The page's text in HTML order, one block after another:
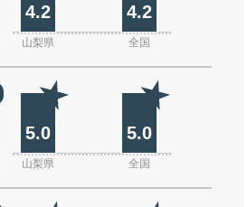
4.2 4.2
山梨県 全国
5.0 5.0
山梨県 全国